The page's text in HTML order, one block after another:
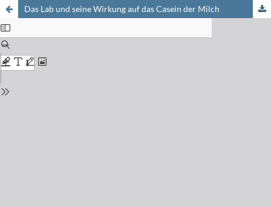
Das Lab und seine Wirkung auf das Casein der Milch